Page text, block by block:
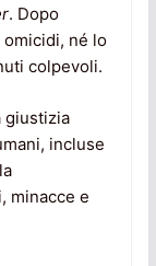
. Dopo
né lo
colpevoli.
giustizia
incluse
minacce e